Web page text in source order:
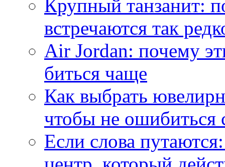
Крупный танзанит:
встречаются так
Air Jordan: почему
биться чаще
Как выбрать
чтобы не ошибиться
Если слова